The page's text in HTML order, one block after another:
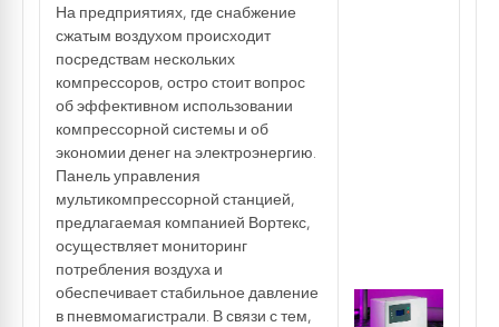
На предприятиях, где снабжение
сжатым воздухом происходит
посредствам нескольких
компрессоров, остро стоит вопрос
об эффективном использовании
компрессорной системы и об
экономии денег на электроэнергию.
Панель управления
мультикомпрессорной станцией,
предлагаемая компанией Вортекс,
осуществляет мониторинг
потребления воздуха и
обеспечивает стабильное давление
в пневмомагистрали. В связи с тем,